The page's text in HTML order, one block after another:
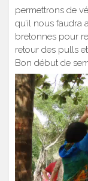
permettrons de
qu’il nous faudra
bretonnes pour
retour des pulls
Bon début de
Lecteur
vidéo